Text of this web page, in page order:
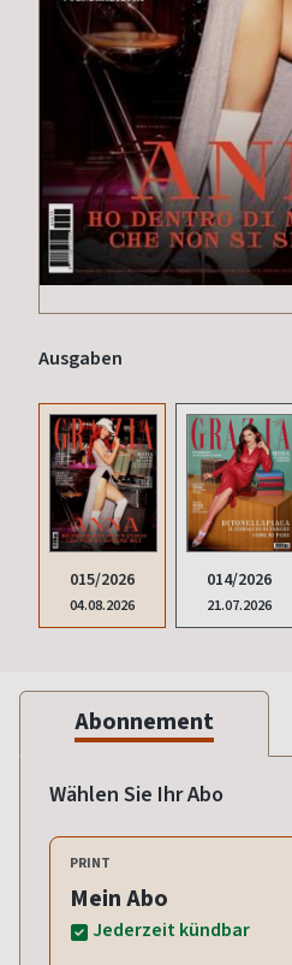
Ausgaben
015/2026
04.08.2026
014/2026
21.07.2026
Abonnement
Wählen Sie Ihr Abo
PRINT
Mein Abo
Jederzeit kündbar